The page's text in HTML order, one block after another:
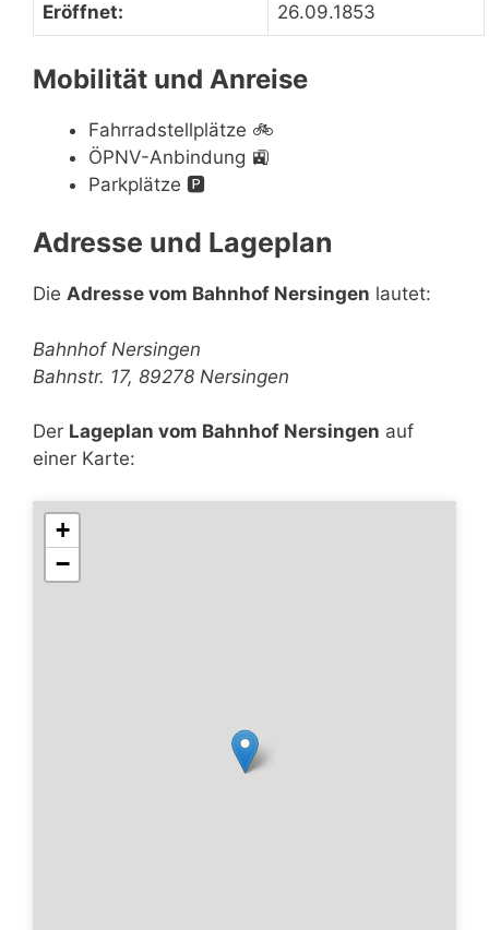
Eröffnet: 26.09.1853
Mobilität und Anreise
Fahrradstellplätze 🚲
ÖPNV-Anbindung 🚉
Parkplätze 🅿️
Adresse und Lageplan
Die Adresse vom Bahnhof Nersingen lautet:
Bahnhof Nersingen
Bahnstr. 17, 89278 Nersingen
Der Lageplan vom Bahnhof Nersingen auf
einer Karte:
+
−